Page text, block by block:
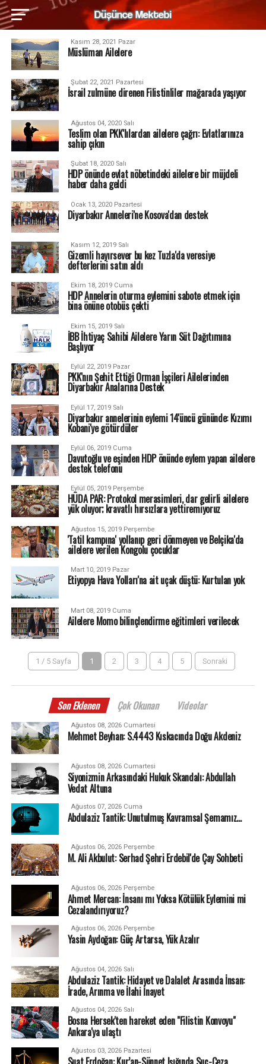
Kasım 28, 2021 Pazar
Müslüman Ailelere
Şubat 22, 2021 Pazartesi
İsrail zulmüne direnen Filistinliler mağarada yaşıyor
Ağustos 04, 2020 Salı
Teslim olan PKK'lılardan ailelere çağrı: Evlatlarınıza
sahip çıkın
Şubat 18, 2020 Salı
HDP önünde evlat nöbetindeki ailelere bir müjdeli
haber daha geldi
Ocak 13, 2020 Pazartesi
Diyarbakır Anneleri'ne Kosova'dan destek
Kasım 12, 2019 Salı
Gizemli hayırsever bu kez Tuzla'da veresiye
defterlerini satın aldı
Ekim 18, 2019 Cuma
HDP Annelerin oturma eylemini sabote etmek için
bina önüne otobüs çekti
Ekim 15, 2019 Salı
İBB İhtiyaç Sahibi Ailelere Yarın Süt Dağıtımına
Başlıyor
Eylül 22, 2019 Pazar
PKK'nın Şehit Ettiği Orman İşçileri Ailelerinden
Diyarbakır Analarına Destek
Eylül 17, 2019 Salı
Diyarbakır annelerinin eylemi 14'üncü gününde: Kızımı
Kobani'ye götürdüler
Eylül 06, 2019 Cuma
Davutoğlu ve eşinden HDP önünde eylem yapan ailelere
destek telefonu
Eylül 05, 2019 Perşembe
HÜDA PAR: Protokol merasimleri, dar gelirli ailelere
yük oluyor; kravatlı hırsızlara yettiremiyoruz
Ağustos 15, 2019 Perşembe
'Tatil kampına' yollanıp geri dönmeyen ve Belçika'da
ailelere verilen Kongolu çocuklar
Mart 10, 2019 Pazar
Etiyopya Hava Yolları'na ait uçak düştü: Kurtulan yok
Mart 08, 2019 Cuma
Ailelere Momo bilinçlendirme eğitimleri verilecek
1 / 5 Sayfa 1 2 3 4 5 Sonraki
Son Eklenen Çok Okunan Videolar
Ağustos 08, 2026 Cumartesi
Mehmet Beyhan: S.4443 Kıskacında Doğu Akdeniz
Ağustos 08, 2026 Cumartesi
Siyonizmin Arkasındaki Hukuk Skandalı: Abdullah
Vedat Altuna
Ağustos 07, 2026 Cuma
Abdulaziz Tantik: Unutulmuş Kavramsal Şemamız…
Ağustos 06, 2026 Perşembe
M. Ali Akbulut: Serhad Şehri Erdebil'de Çay Sohbeti
Ağustos 06, 2026 Perşembe
Ahmet Mercan: İnsanı mı Yoksa Kötülük Eylemini mi
Cezalandırıyoruz?
Ağustos 06, 2026 Perşembe
Yasin Aydoğan: Güç Artarsa, Yük Azalır
Ağustos 04, 2026 Salı
Abdulaziz Tantik: Hidayet ve Dalalet Arasında İnsan:
İrade, Arınma ve İlahi İnayet
Ağustos 04, 2026 Salı
Bosna Hersek'ten hareket eden "Filistin Konvoyu"
Ankara'ya ulaştı
Ağustos 03, 2026 Pazartesi